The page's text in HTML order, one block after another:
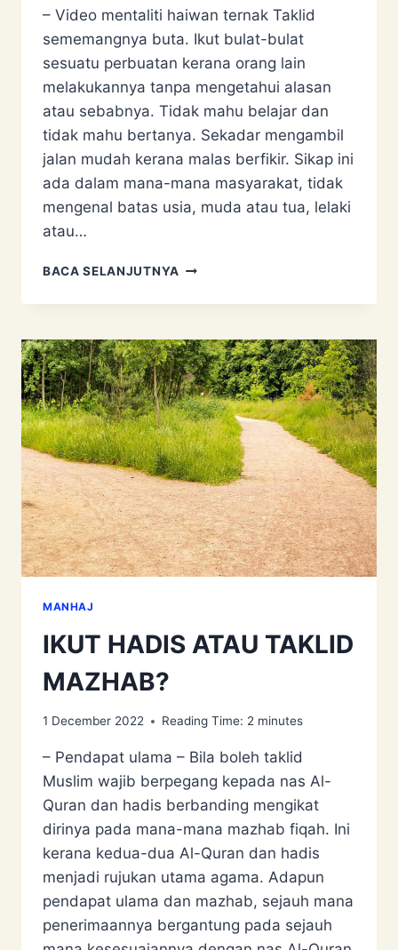
– Video mentaliti haiwan ternak Taklid
sememangnya buta. Ikut bulat-bulat
sesuatu perbuatan kerana orang lain
melakukannya tanpa mengetahui alasan
atau sebabnya. Tidak mahu belajar dan
tidak mahu bertanya. Sekadar mengambil
jalan mudah kerana malas berfikir. Sikap ini
ada dalam mana-mana masyarakat, tidak
mengenal batas usia, muda atau tua, lelaki
atau…
BACA SELANJUTNYA TAKLID
MANHAJ
IKUT HADIS ATAU TAKLID
MAZHAB?
1 December 2022 Reading Time: 2 minutes
– Pendapat ulama – Bila boleh taklid
Muslim wajib berpegang kepada nas Al-
Quran dan hadis berbanding mengikat
dirinya pada mana-mana mazhab fiqah. Ini
kerana kedua-dua Al-Quran dan hadis
menjadi rujukan utama agama. Adapun
pendapat ulama dan mazhab, sejauh mana
penerimaannya bergantung pada sejauh